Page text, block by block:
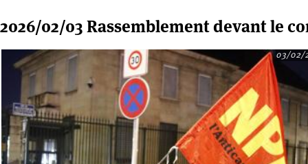
2026/02/03 Rassemblement devant le
03/02/